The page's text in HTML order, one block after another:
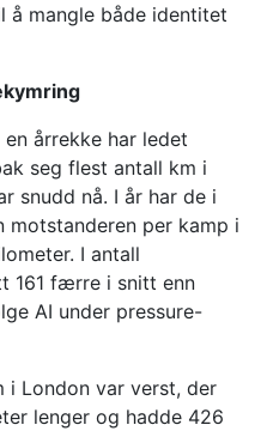
å mangle både identitet
årrekke har ledet
seg flest antall km i
snudd nå. I år har de i
motstanderen per kamp i
I antall
161 færre i snitt enn
AI under pressure-
i London var verst, der
lenger og hadde 426